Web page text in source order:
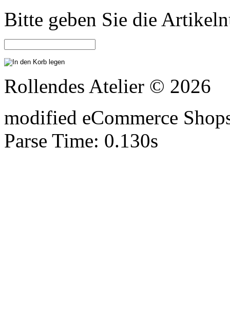
Bitte geben Sie die
Rollendes Atelier © 2026
modified eCommerce
Parse Time: 0.130s